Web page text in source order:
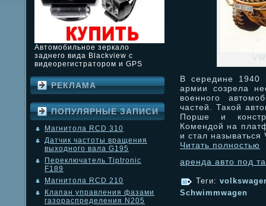
Автомобильное зеркало
заднего вида Blackview с
видеорегистратором и GPS
РЕКЛАМА
ПОПУЛЯРНЫЕ ЗАПИСИ
Магнитола RCD 310
Датчик частоты вращения
выходного вала G195
Переключатель Tiptronic
F189
Магнитола RCD 210
Клапан управления фазами
газораспределения N205
В середине 1940
армии созрела
военного
частей. Такой
Порше и
Комендой на
и стал
Читать полностью
аренда авто под
Теги:
Schwimmwagen